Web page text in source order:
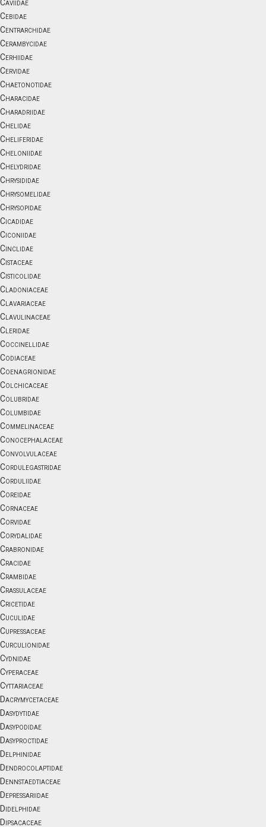
Caviidae
Cebidae
Centrarchidae
Cerambycidae
Cerhiidae
Cervidae
Chaetonotidae
Characidae
Charadriidae
Chelidae
Cheliferidae
Cheloniidae
Chelydridae
Chrysididae
Chrysomelidae
Chrysopidae
Cicadidae
Ciconiidae
Cinclidae
Cistaceae
Cisticolidae
Cladoniaceae
Clavariaceae
Clavulinaceae
Cleridae
Coccinellidae
Codiaceae
Coenagrionidae
Colchicaceae
Colubridae
Columbidae
Commelinaceae
Conocephalaceae
Convolvulaceae
Cordulegastridae
Corduliidae
Coreidae
Cornaceae
Corvidae
Corydalidae
Crabronidae
Cracidae
Crambidae
Crassulaceae
Cricetidae
Cuculidae
Cupressaceae
Curculionidae
Cydnidae
Cyperaceae
Cyttariaceae
Dacrymycetaceae
Dasydytidae
Dasypodidae
Dasyproctidae
Delphinidae
Dendrocolaptidae
Dennstaedtiaceae
Depressariidae
Didelphidae
Dipsacaceae